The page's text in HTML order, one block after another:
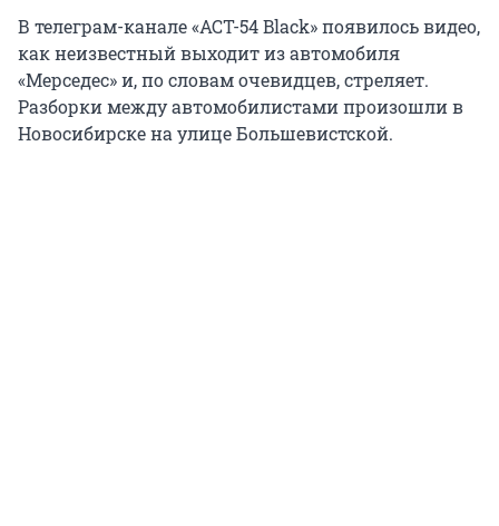
В телеграм-канале «АСТ-54 Black» появилось видео,
как неизвестный выходит из автомобиля
«Мерседес» и, по словам очевидцев, стреляет.
Разборки между автомобилистами произошли в
Новосибирске на улице Большевистской.